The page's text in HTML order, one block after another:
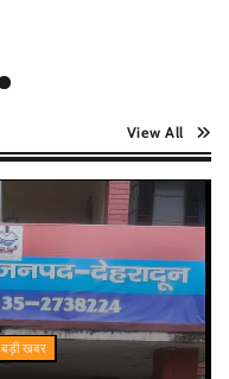
View All
बड़ी खबर